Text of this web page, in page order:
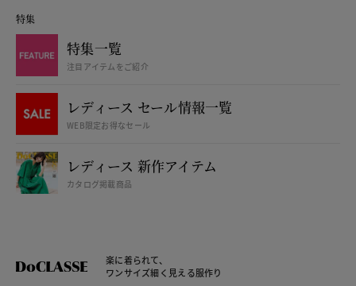
特集
特集一覧
注目アイテムをご紹介
レディース セール情報一覧
WEB限定お得なセール
レディース 新作アイテム
カタログ掲載商品
楽に着られて、
ワンサイズ細く見える服作り